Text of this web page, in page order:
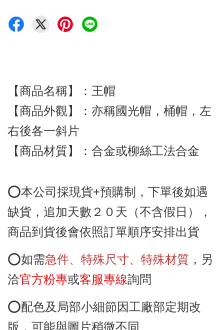
【商品名稱】：王帽
【商品外觀】：亦稱國光帽 ， 桶帽 ，左
右後各一斜片
【商品材質】：合金或柳絲工法合金
⭕️本公司採現貨+預購制，下單後如遇
缺貨 ，追加天數２０天（不含假日）
，
商品到貨後會依照訂單順序安排出貨
⭕️如需急件、特殊尺寸、特殊材質 ，另
洽官方粉專或客服專線詢問
⭕️配色及局部小細節因工廠部定期改
版 ，可能與圖片稍微不同